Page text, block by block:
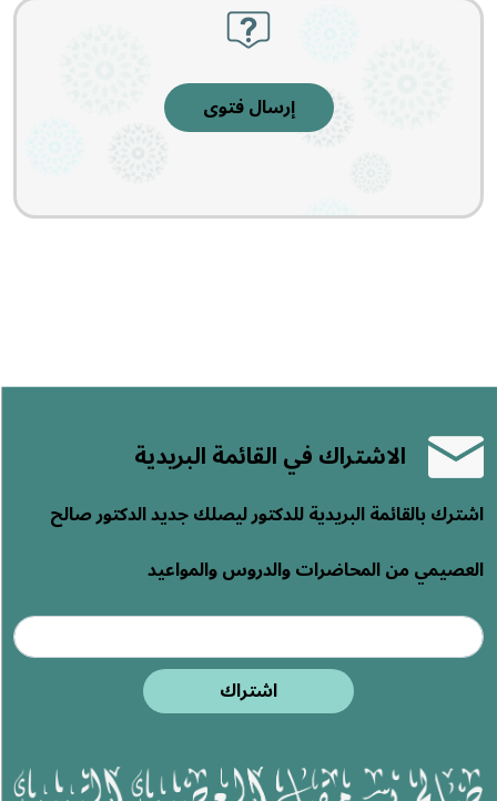
إرسال فتوى
الاشتراك في القائمة البريدية
اشترك بالقائمة البريدية للدكتور ليصلك جديد الدكتور صالح
العصيمي من المحاضرات والدروس والمواعيد
اشتراك